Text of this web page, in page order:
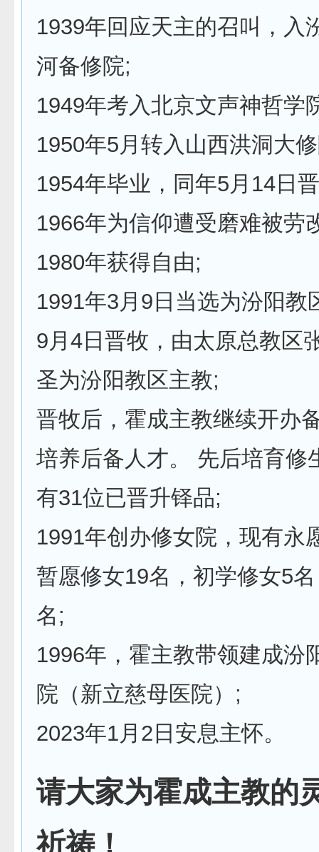
1939年回应天主的召叫，入
河备修院;
1949年考入北京文声神哲学
1950年5月转入山西洪洞大
1954年毕业，同年5月14日
1966年为信仰遭受磨难被劳
1980年获得自由;
1991年3月9日当选为汾阳教
9月4日晋牧，由太原总教区
圣为汾阳教区主教;
晋牧后，霍成主教继续开办
培养后备人才。 先后培育修
有31位已晋升铎品;
1991年创办修女院，现有永
暂愿修女19名，初学修女5
名;
1996年，霍主教带领建成汾
院（新立慈母医院）;
2023年1月2日安息主怀。
请大家为霍成主教的
祈祷！